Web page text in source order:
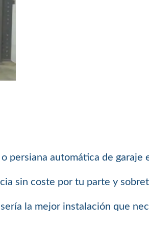
persiana automática de
sin coste por tu parte y
la mejor instalación que